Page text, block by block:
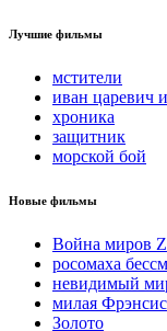
Лучшие фильмы
мстители
иван царевич
хроника
защитник
морской бой
Новые фильмы
Война миров Z
росомаха
невидимый
милая Фрэнсис
Золото